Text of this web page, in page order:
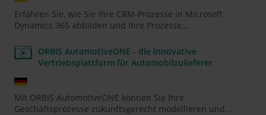
Erfahren Sie, wie Sie Ihre CRM-Prozesse in Microsoft
Dynamics 365 abbilden und Ihre Prozesse...
ORBIS AutomotiveONE - die innovative
Vertriebsplattform für Automobilzulieferer
Mit ORBIS AutomotiveONE können Sie Ihre
Geschäftsprozesse zukunftsgerecht modellieren und...